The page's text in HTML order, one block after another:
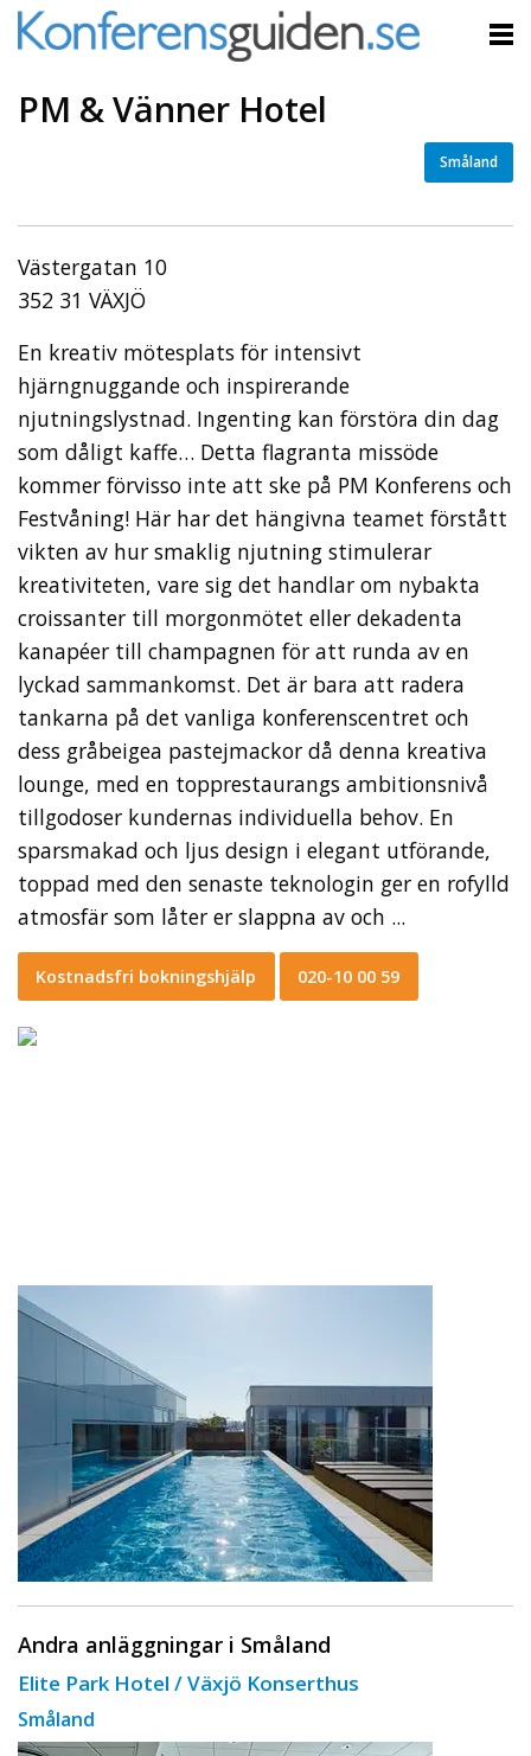
PM & Vänner Hotel
Småland
Västergatan 10
352 31 VÄXJÖ
En kreativ mötesplats för intensivt
hjärngnuggande och inspirerande
njutningslystnad. Ingenting kan förstöra din dag
som dåligt kaffe… Detta flagranta missöde
kommer förvisso inte att ske på PM Konferens och
Festvåning! Här har det hängivna teamet förstått
vikten av hur smaklig njutning stimulerar
kreativiteten, vare sig det handlar om nybakta
croissanter till morgonmötet eller dekadenta
kanapéer till champagnen för att runda av en
lyckad sammankomst. Det är bara att radera
tankarna på det vanliga konferenscentret och
dess gråbeigea pastejmackor då denna kreativa
lounge, med en topprestaurangs ambitionsnivå
tillgodoser kundernas individuella behov. En
sparsmakad och ljus design i elegant utförande,
toppad med den senaste teknologin ger en rofylld
atmosfär som låter er slappna av och ...
Kostnadsfri bokningshjälp 020-10 00 59
Andra anläggningar i Småland
Elite Park Hotel / Växjö Konserthus
Småland